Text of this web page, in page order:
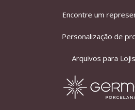
Encontre um
Personalização de
Arquivos para